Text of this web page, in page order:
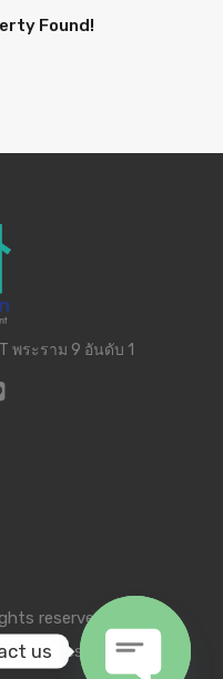
Found!
พระราม 9 อันดับ 1
reserved.
Themes
us